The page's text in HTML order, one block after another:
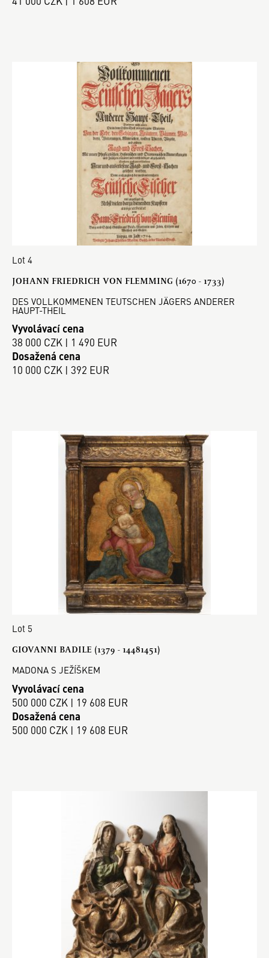
Lot 4
JOHANN FRIEDRICH VON FLEMMING (1670 - 1733)
DES VOLLKOMMENEN TEUTSCHEN JÄGERS ANDERER
HAUPT-THEIL
Vyvolávací cena
38 000 CZK | 1 490 EUR
Dosažená cena
10 000 CZK | 392 EUR
Lot 5
GIOVANNI BADILE (1379 - 14481451)
MADONA S JEŽÍŠKEM
Vyvolávací cena
500 000 CZK | 19 608 EUR
Dosažená cena
500 000 CZK | 19 608 EUR